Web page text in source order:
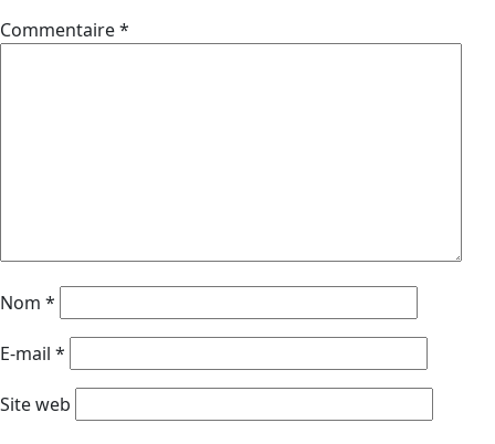
Commentaire*
Nom *
E-mail *
Site web